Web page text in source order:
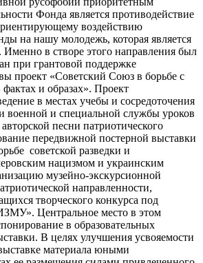
Фонда является противодействие
воздействию
на нашу молодежь, которая является
в створе этого направления был
при грантовой поддержке
проект «Советский Союз в борьбе с
и образах». Проект
в местах учебы и сосредоточения
военной и специальной службы уроков
песни патриотического
передвижной постерной выставки
советской разведки и
нацизмом и украинским
музейно-экскурсионной
направленности,
творческого конкурса под
Центральное место в этом
в образовательных
В целях улучшения усвояемости
материала юными